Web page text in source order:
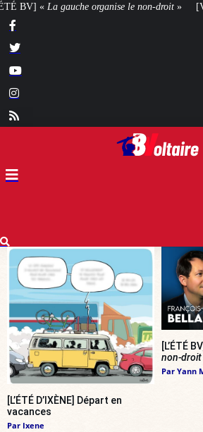
» [VOTRE AVIS] Yaël Braun-Pivet doit-
[L’ÉTÉ D’IXÈNE] Départ en
vacances
Par Ixene
[L’ÉTÉ
non-droit
Par Yann